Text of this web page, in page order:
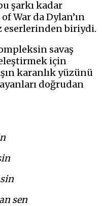
şarkı kadar
War da Dylan’ın
eserlerinden biriydi.
savaş
için
karanlık yüzünü
doğrudan
sen